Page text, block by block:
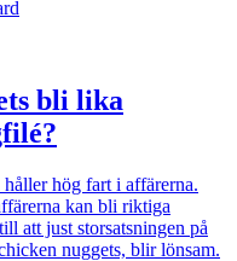
bli lika
hög fart i affärerna.
kan bli riktiga
att just storsatsningen på
nuggets, blir lönsam.